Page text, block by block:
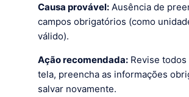
Causa provável: Ausência de
campos obrigatórios (como
válido).
Ação recomendada: Revise
tela, preencha as informações
salvar novamente.